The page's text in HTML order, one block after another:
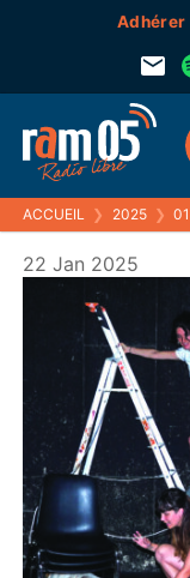
Adhérer
ACCUEIL ❯ 2025 ❯ 01
22 Jan 2025